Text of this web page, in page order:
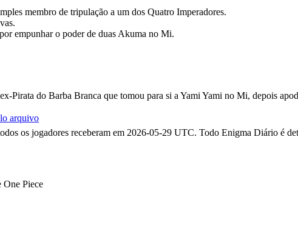
membro de tripulação a um dos Quatro Imperadores.
empunhar o poder de duas Akuma no Mi.
Pirata do Barba Branca que tomou para si a Yami Yami no Mi, depois
arquivo
os jogadores receberam em 2026-05-29 UTC. Todo Enigma Diário é
One Piece